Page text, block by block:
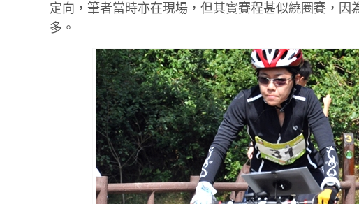
定向，筆者當時亦在現場，但其實賽程甚似繞圈賽，
多。